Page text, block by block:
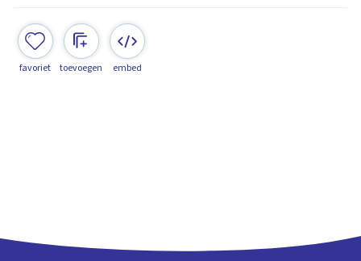
favoriet toevoegen embed